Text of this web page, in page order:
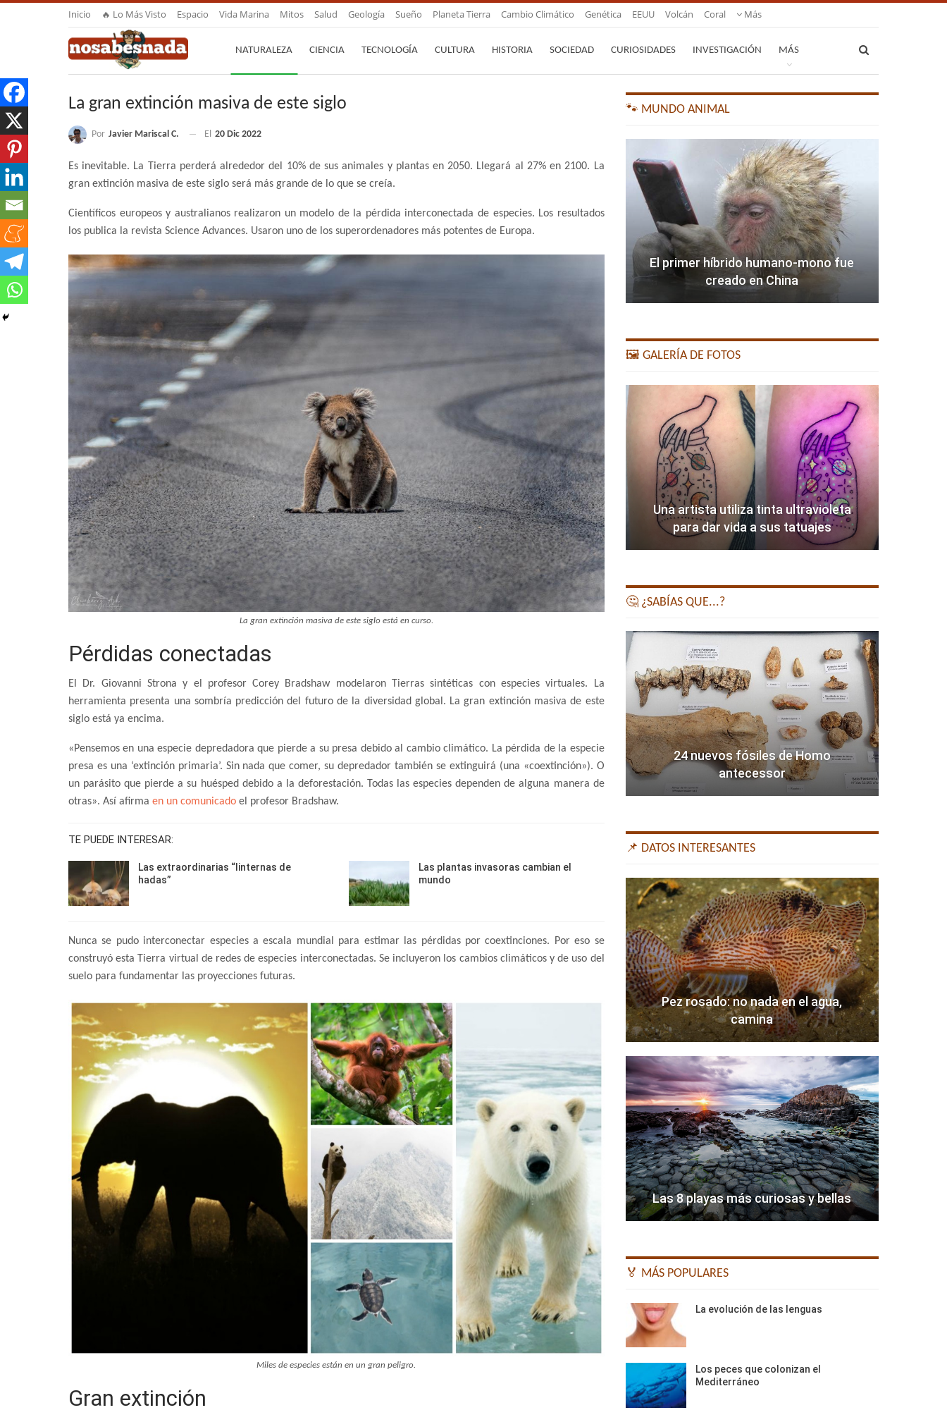
Inicio 🔥 Lo Más Visto Espacio Vida Marina Mitos Salud Geología Sueño Planeta Tierra Cambio Climático Genética EEUU Volcán Coral Más
NATURALEZA CIENCIA TECNOLOGÍA CULTURA HISTORIA SOCIEDAD CURIOSIDADES INVESTIGACIÓN MÁS
La gran extinción masiva de este siglo
Por Javier Mariscal C. El 20 Dic 2022
Es inevitable. La Tierra perderá alrededor del 10% de sus animales y plantas en 2050. Llegará al 27% en 2100. La
gran extinción masiva de este siglo será más grande de lo que se creía.
Científicos europeos y australianos realizaron un modelo de la pérdida interconectada de especies. Los resultados
los publica la revista Science Advances. Usaron uno de los superordenadores más potentes de Europa.
La gran extinción masiva de este siglo está en curso.
Pérdidas conectadas
El Dr. Giovanni Strona y el profesor Corey Bradshaw modelaron Tierras sintéticas con especies virtuales. La
herramienta presenta una sombría predicción del futuro de la diversidad global. La gran extinción masiva de este
siglo está ya encima.
«Pensemos en una especie depredadora que pierde a su presa debido al cambio climático. La pérdida de la especie
presa es una ‘extinción primaria’. Sin nada que comer, su depredador también se extinguirá (una «coextinción»). O
un parásito que pierde a su huésped debido a la deforestación. Todas las especies dependen de alguna manera de
otras». Así afirma en un comunicado el profesor Bradshaw.
TE PUEDE INTERESAR:
Las extraordinarias “linternas de
hadas”
Las plantas invasoras cambian el
mundo
Nunca se pudo interconectar especies a escala mundial para estimar las pérdidas por coextinciones. Por eso se
construyó esta Tierra virtual de redes de especies interconectadas. Se incluyeron los cambios climáticos y de uso del
suelo para fundamentar las proyecciones futuras.
Miles de especies están en un gran peligro.
Gran extinción
🐾 MUNDO ANIMAL
El primer híbrido humano-mono fue
creado en China
🖼️ GALERÍA DE FOTOS
Una artista utiliza tinta ultravioleta
para dar vida a sus tatuajes
🤔 ¿SABÍAS QUE...?
24 nuevos fósiles de Homo
antecessor
📌 DATOS INTERESANTES
Pez rosado: no nada en el agua,
camina
Las 8 playas más curiosas y bellas
🏅 MÁS POPULARES
La evolución de las lenguas
Los peces que colonizan el
Mediterráneo